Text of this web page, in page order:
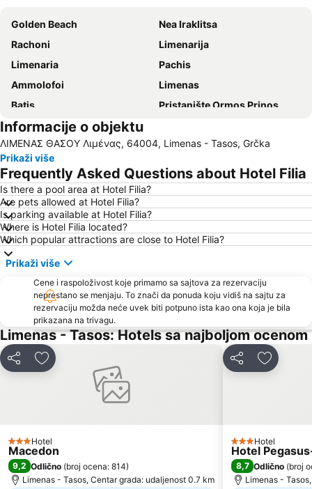
Golden Beach
Nea Iraklitsa
Rachoni
Limenarija
Limenaria
Pachis
Ammolofoi
Limenas
Βatis
Pristanište Ormos Prinos
Aliki
Sarakina
Plaža Pefkari
Psili Ammos
Nea Peramos
Makryammos
Plaža Perigiali
Irakleitsa Αlana
Traditional Settlement of Panagia
Keramoti
Skala Marion
Limenas Port
Ammoglossa - Keramoti
Toska
Dassilio Prinou
Kavala International Airport
Νοtos
Astrida
Port of Kavala
Kazaviti
Rossogremos
Atspas
Plaža Glastres
Arogi
Informacije o objektu
ΛΙΜΕΝΑΣ ΘΑΣΟΥ Λιμένας, 64004, Limenas - Tasos, Grčka
Prikaži više
Frequently Asked Questions about Hotel Filia
Is there a pool area at Hotel Filia?
Are pets allowed at Hotel Filia?
Is parking available at Hotel Filia?
Where is Hotel Filia located?
Which popular attractions are close to Hotel Filia?
Prikaži više
Cene i raspoloživost koje primamo sa sajtova za rezervaciju
neprestano se menjaju. To znači da ponuda koju vidiš na sajtu za
rezervaciju možda neće uvek biti potpuno ista kao ona koja je bila
prikazana na trivagu.
Limenas - Tasos: Hotels sa najboljom ocenom
Deli Dodati u favorite
3 Zvezdice
Hotel
Macedon
9,2 Odlično (broj ocena: 814)
Limenas - Tasos, Centar grada: udaljenost 0.7 km
Deli Dodati
3 Zvezdice
Hotel
Hotel
8,7 Odlično (broj
Limenas -